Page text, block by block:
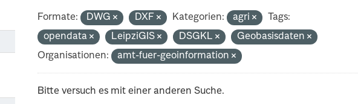
Formate: DWG DXF Kategorien: agri
Tags:
opendata
LeipziGIS DSGKL
Geobasisdaten
Organisationen:
amt-fuer-geoinformation
Bitte versuch es mit einer anderen Suche.